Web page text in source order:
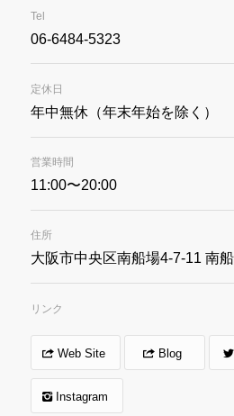
Tel
06-6484-5323
定休日
年中無休（年末年始を除く）
営業時間
11:00〜20:00
住所
大阪市中央区南船場4-7-11 南
リンク
Web Site Blog
Instagram